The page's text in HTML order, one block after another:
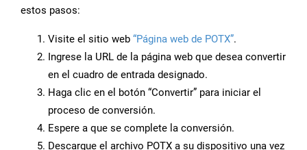
estos pasos:
Visite el sitio web “Página web de POTX”.
Ingrese la URL de la página web que desea convertir
en el cuadro de entrada designado.
Haga clic en el botón “Convertir” para iniciar el
proceso de conversión.
Espere a que se complete la conversión.
Descargue el archivo POTX a su dispositivo una vez